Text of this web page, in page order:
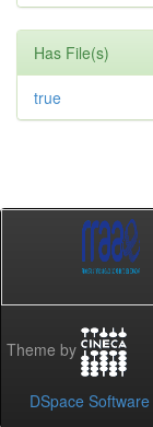
Has File(s)
true
Theme by
DSpace Software